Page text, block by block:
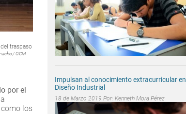
traspaso
/ OCM
por el
como los
Impulsan al conocimiento extracurricular en
Diseño Industrial
18 de Marzo 2019 Por: Kenneth Mora Pérez